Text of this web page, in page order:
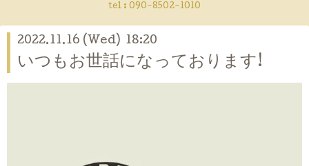
tel : 090-8502-1010
2022.11.16 (Wed) 18:20
いつもお世話になっております!